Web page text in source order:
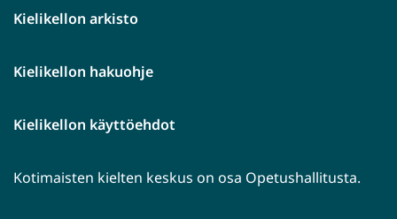
Kielikellon arkisto
Kielikellon hakuohje
Kielikellon käyttöehdot
Kotimaisten kielten keskus on osa Opetushallitusta.